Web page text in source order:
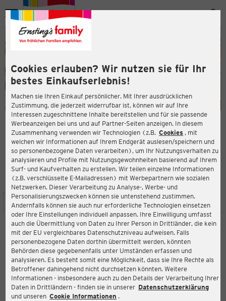
Cookies erlauben? Wir nutzen sie für Ihr
bestes Einkaufserlebnis!
Machen sie Ihren Einkauf persönlicher. Mit Ihrer ausdrücklichen
Zustimmung, die jederzeit widerrufbar ist, können wir auf Ihre
Interessen zugeschnittene Inhalte bereitstellen und für sie passende
Werbeanzeigen bei uns und auf Partner-Seiten anzeigen. In diesem
Zusammenhang verwenden wir Technologien (z.B. Cookies , mit
welchen wir Informationen auf Ihrem Endgerät auslesen/speichern und
so personenbezogene Daten verarbeiten), um Ihr Nutzungsverhalten zu
analysieren und Profile mit Nutzungsgewohnheiten basierend auf Ihrem
Surf- und Kaufverhalten zu erstellen. Wir teilen einzelne Informationen
(z.B. verschlüsselte E-Mailadressen) mit Werbepartnern wie sozialen
Netzwerken. Dieser Verarbeitung zu Analyse-, Werbe- und
Personalisierungszwecken können sie untenstehend zustimmen.
Andernfalls können sie auch nur erforderliche Technologien einsetzen
oder Ihre Einstellungen individuell anpassen. Ihre Einwilligung umfasst
auch die Übermittlung von Daten zu Ihrer Person in Drittländer, die kein
mit der EU vergleichbares Datenschutzniveau aufweisen. Falls
personenbezogene Daten dorthin übermittelt werden, könnten
Behörden diese gegebenenfalls unter Umständen erfassen und
analysieren. Es besteht somit eine Möglichkeit, dass sie Ihre Rechte als
Betroffener dahingehend nicht durchsetzen könnten. Weitere
Informationen - insbesondere auch zu den Details der Verarbeitung Ihrer
Daten in Drittländern - finden sie in unserer Datenschutzerklärung
und unseren Cookie Informationen .
Menü
ERNSTING'S FAMILY FILIALE
Blankenfelder Dorfstraße 70
15827 Blankenfelde
4,5
Bewertung:
STANDORT SERVICES SORTIMENT AKTIONEN
Ernsting's family
Blankenfelder Dorfstraße 70, 15827 Blankenfelde
Aktuell:
Geschlossen